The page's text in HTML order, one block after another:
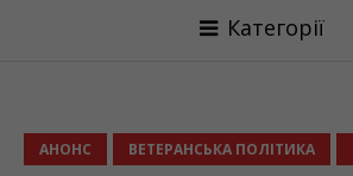
Категорії
АНОНС ВЕТЕРАНСЬКА ПОЛІТИКА